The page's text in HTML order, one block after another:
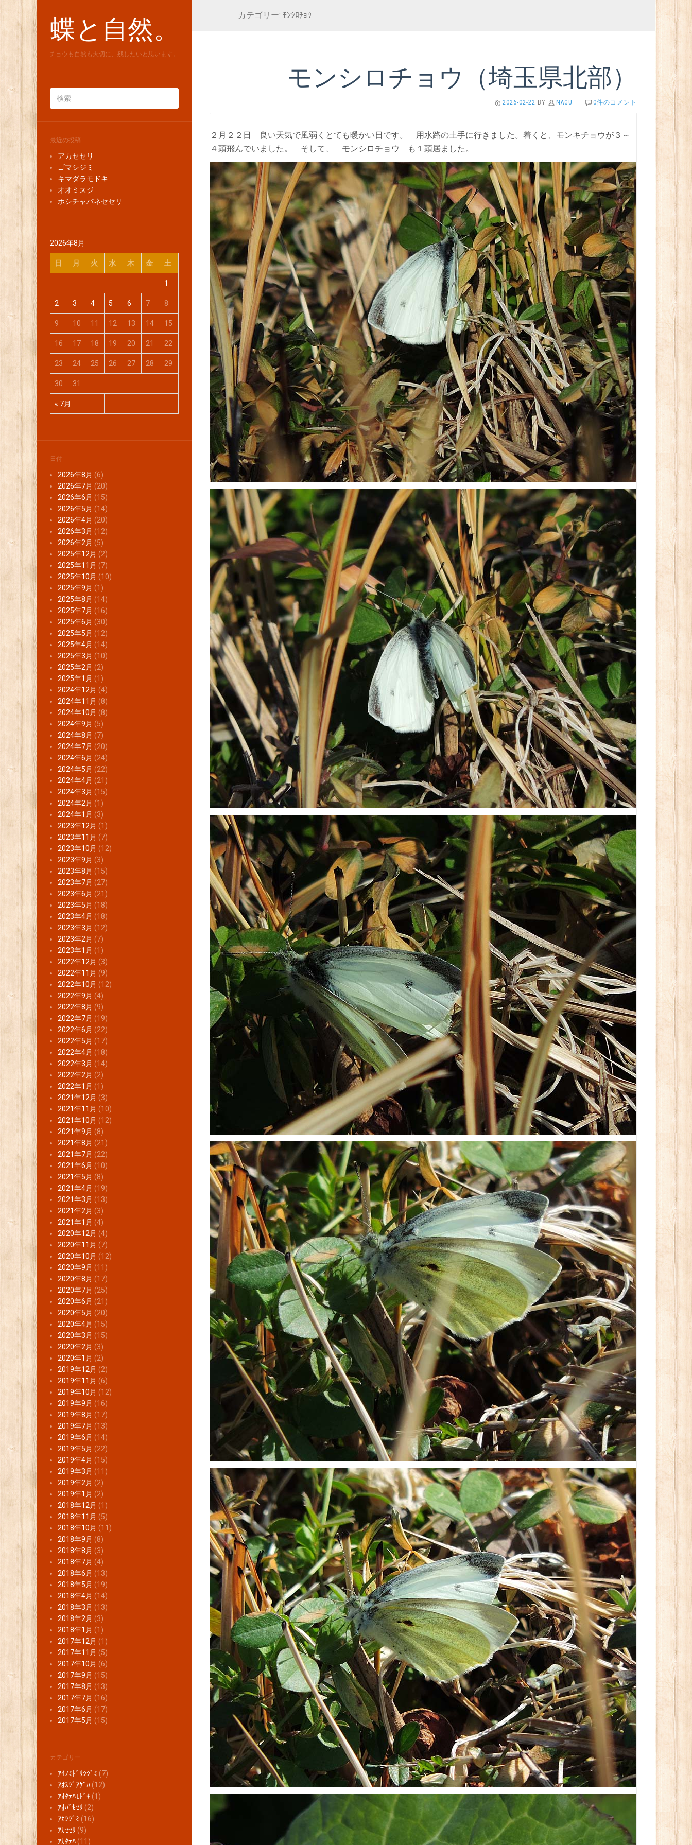
蝶と自然。
チョウも自然も大切に、残したいと思います。
最近の投稿
アカセセリ
ゴマシジミ
キマダラモドキ
オオミスジ
ホシチャバネセセリ
2026年8月
日 月 火 水 木 金 土
« 7月
1
2 3 4 5 6 7 8
9 10 11 12 13 14 15
16 17 18 19 20 21 22
23 24 25 26 27 28 29
30 31
日付
2026年8月 (6)
2026年7月 (20)
2026年6月 (15)
2026年5月 (14)
2026年4月 (20)
2026年3月 (12)
2026年2月 (5)
2025年12月 (2)
2025年11月 (7)
2025年10月 (10)
2025年9月 (1)
2025年8月 (14)
2025年7月 (16)
2025年6月 (30)
2025年5月 (12)
2025年4月 (14)
2025年3月 (10)
2025年2月 (2)
2025年1月 (1)
2024年12月 (4)
2024年11月 (8)
2024年10月 (8)
2024年9月 (5)
2024年8月 (7)
2024年7月 (20)
2024年6月 (24)
2024年5月 (22)
2024年4月 (21)
2024年3月 (15)
2024年2月 (1)
2024年1月 (3)
2023年12月 (1)
2023年11月 (7)
2023年10月 (12)
2023年9月 (3)
2023年8月 (15)
2023年7月 (27)
2023年6月 (21)
2023年5月 (18)
2023年4月 (18)
2023年3月 (12)
2023年2月 (7)
2023年1月 (1)
2022年12月 (3)
2022年11月 (9)
2022年10月 (12)
2022年9月 (4)
2022年8月 (9)
2022年7月 (19)
2022年6月 (22)
2022年5月 (17)
2022年4月 (18)
2022年3月 (14)
2022年2月 (2)
2022年1月 (1)
2021年12月 (3)
2021年11月 (10)
2021年10月 (12)
2021年9月 (8)
2021年8月 (21)
2021年7月 (22)
2021年6月 (10)
2021年5月 (8)
2021年4月 (19)
2021年3月 (13)
2021年2月 (3)
2021年1月 (4)
2020年12月 (4)
2020年11月 (7)
2020年10月 (12)
2020年9月 (11)
2020年8月 (17)
2020年7月 (25)
2020年6月 (21)
2020年5月 (20)
2020年4月 (15)
2020年3月 (15)
2020年2月 (3)
2020年1月 (2)
2019年12月 (2)
2019年11月 (6)
2019年10月 (12)
2019年9月 (16)
2019年8月 (17)
2019年7月 (13)
2019年6月 (14)
2019年5月 (22)
2019年4月 (15)
2019年3月 (11)
2019年2月 (2)
2019年1月 (2)
2018年12月 (1)
2018年11月 (5)
2018年10月 (11)
2018年9月 (8)
2018年8月 (3)
2018年7月 (4)
2018年6月 (13)
2018年5月 (19)
2018年4月 (14)
2018年3月 (13)
2018年2月 (3)
2018年1月 (1)
2017年12月 (1)
2017年11月 (5)
2017年10月 (6)
2017年9月 (15)
2017年8月 (13)
2017年7月 (16)
2017年6月 (17)
2017年5月 (15)
カテゴリー
ｱｲﾉﾐﾄﾞﾘｼｼﾞﾐ (7)
ｱｵｽｼﾞｱｹﾞﾊ(12)
ｱｵﾀﾃﾊﾓﾄﾞｷ(1)
ｱｵﾊﾞｾｾﾘ (2)
ｱｶｼｼﾞﾐ (16)
ｱｶｾｾﾘ (9)
ｱｶﾀﾃﾊ(11)
カテゴリー: ﾓﾝｼﾛﾁｮｳ
モンシロチョウ（埼玉県北部）
2026-02-22 BY NAGU · 0件のコメント
２月２２日 良い天気で風弱くとても暖かい日です。 用水路の土手に行きました。着くと、モンキチョウが３～
４頭飛んでいました。 そして、 モンシロチョウ も１頭居ました。